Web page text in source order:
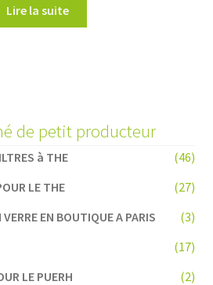
Lire la suite
de petit producteur
à THE
(46)
LE THE
(27)
VERRE EN BOUTIQUE A PARIS
(3)
(17)
LE PUERH
(2)